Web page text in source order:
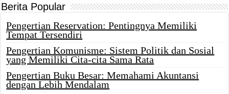
Berita Popular
Pengertian Reservation: Pentingnya Memiliki
Tempat Tersendiri
Pengertian Komunisme: Sistem Politik dan Sosial
yang Memiliki Cita-cita Sama Rata
Pengertian Buku Besar: Memahami Akuntansi
dengan Lebih Mendalam